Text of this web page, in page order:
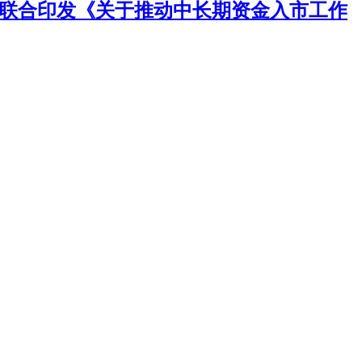
合印发《关于推动中长期资金入市工作